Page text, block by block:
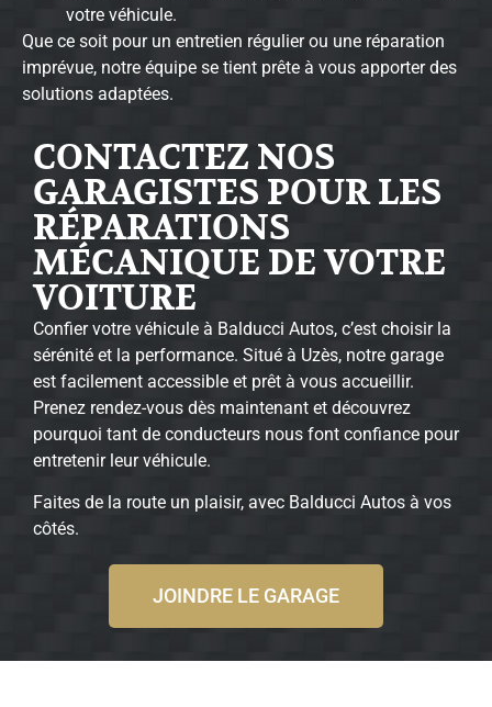
votre véhicule.
Que ce soit pour un entretien régulier ou une réparation
imprévue, notre équipe se tient prête à vous apporter des
solutions adaptées.
CONTACTEZ NOS
GARAGISTES POUR LES
RÉPARATIONS
MÉCANIQUE DE VOTRE
VOITURE
Confier votre véhicule à Balducci Autos, c’est choisir la
sérénité et la performance. Situé à Uzès, notre garage
est facilement accessible et prêt à vous accueillir.
Prenez rendez-vous dès maintenant et découvrez
pourquoi tant de conducteurs nous font confiance pour
entretenir leur véhicule.
Faites de la route un plaisir, avec Balducci Autos à vos
côtés.
JOINDRE LE GARAGE